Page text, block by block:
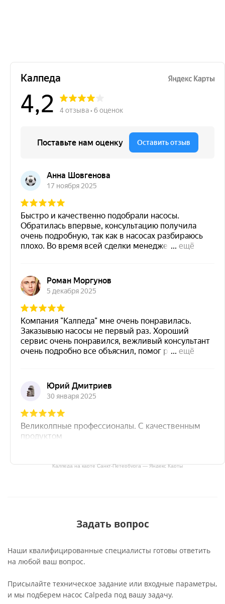
Калпеда на карте Санкт‑Петербурга — Яндекс Карты
Задать вопрос
Наши квалифицированные специалисты готовы ответить
на любой ваш вопрос.
Присылайте техническое задание или входные параметры,
и мы подберем насос Calpeda под вашу задачу.